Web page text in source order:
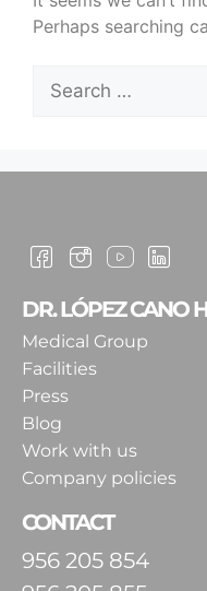
Perhaps searching
DR. LÓPEZ CANO
Medical Group
Facilities
Press
Blog
Work with us
Company policies
CONTACT
956 205 854